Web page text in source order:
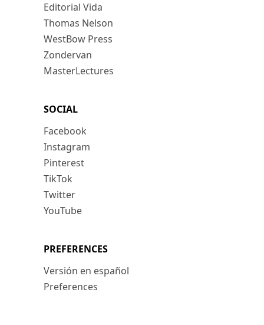
Editorial Vida
Thomas Nelson
WestBow Press
Zondervan
MasterLectures
SOCIAL
Facebook
Instagram
Pinterest
TikTok
Twitter
YouTube
PREFERENCES
Versión en español
Preferences